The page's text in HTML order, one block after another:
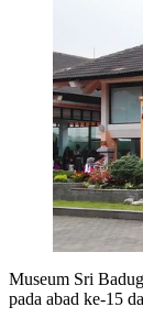
Museum Sri
pada abad ke-15